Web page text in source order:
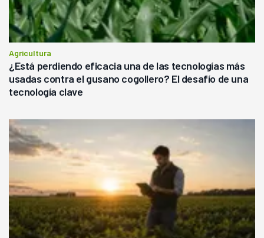
Agricultura
¿Está perdiendo eficacia una de las tecnologías más
usadas contra el gusano cogollero? El desafío de una
tecnología clave